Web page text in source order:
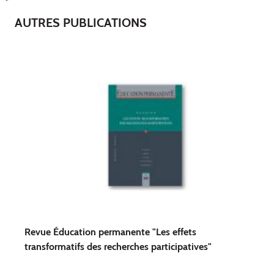
AUTRES PUBLICATIONS
Revue Éducation permanente "Les effets
transformatifs des recherches participatives"